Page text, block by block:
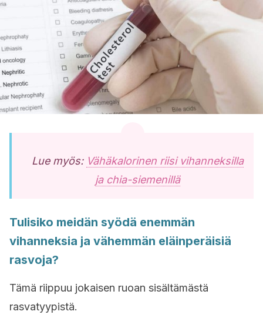
Lue myös: Vähäkalorinen riisi vihanneksilla
ja chia-siemenillä
Tulisiko meidän syödä enemmän
vihanneksia ja vähemmän eläinperäisiä
rasvoja?
Tämä riippuu jokaisen ruoan sisältämästä
rasvatyypistä.